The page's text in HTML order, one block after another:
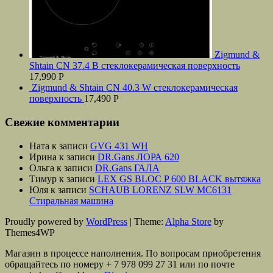
Zigmund &
Shtain CN 37.4 B стеклокерамическая поверхность
17,990 Р
Zigmund & Shtain CN 40.3 W стеклокерамическая
поверхность 17,490 Р
Свежие комментарии
Ната к записи GVG 431 WH
Ирина к записи DR.Gans ЛОРА 620
Ольга к записи DR.Gans ГАЛА
Тимур к записи LEX GS BLOC P 600 BLACK вытяжка
Юля к записи SCHAUB LORENZ SLW MС6131
Стиральная машина
Proudly powered by WordPress | Theme: Alpha Store by
Themes4WP
Магазин в процессе наполнения. По вопросам приобретения
обращайтесь по номеру + 7 978 099 27 31 или по почте